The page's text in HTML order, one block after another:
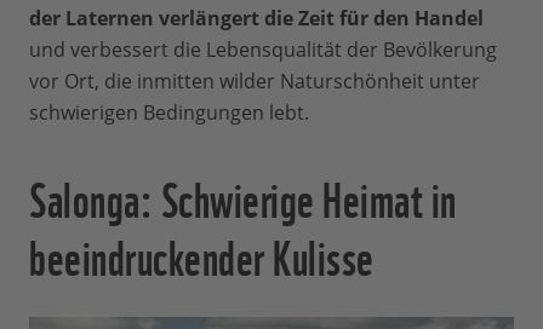
der Laternen verlängert die Zeit für den Handel
und verbessert die Lebensqualität der Bevölkerung
vor Ort, die inmitten wilder Naturschönheit unter
schwierigen Bedingungen lebt.
Salonga: Schwierige Heimat in
beeindruckender Kulisse